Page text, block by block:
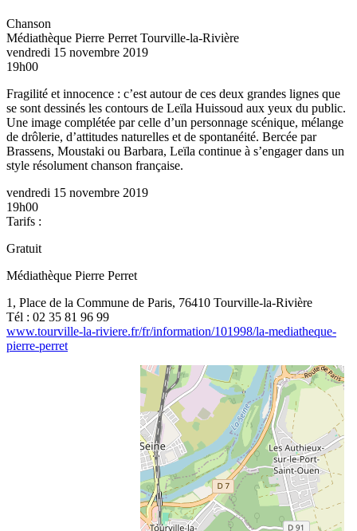
Chanson
Médiathèque Pierre Perret Tourville-la-Rivière
vendredi 15 novembre 2019
19h00
Fragilité et innocence : c’est autour de ces deux grandes lignes que
se sont dessinés les contours de Leïla Huissoud aux yeux du public.
Une image complétée par celle d’un personnage scénique, mélange
de drôlerie, d’attitudes naturelles et de spontanéité. Bercée par
Brassens, Moustaki ou Barbara, Leïla continue à s’engager dans un
style résolument chanson française.
vendredi 15 novembre 2019
19h00
Tarifs :
Gratuit
Médiathèque Pierre Perret
1, Place de la Commune de Paris, 76410 Tourville-la-Rivière
Tél : 02 35 81 96 99
www.tourville-la-riviere.fr/fr/information/101998/la-mediatheque-
pierre-perret